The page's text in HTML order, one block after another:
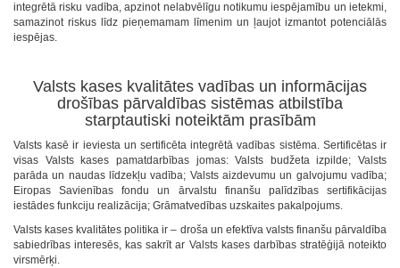
integrētā risku vadība, apzinot nelabvēlīgu notikumu iespējamību un ietekmi,
samazinot riskus līdz pieņemamam līmenim un ļaujot izmantot potenciālās
iespējas.
Valsts kases kvalitātes vadības un informācijas
drošības pārvaldības sistēmas atbilstība
starptautiski noteiktām prasībām
Valsts kasē ir ieviesta un sertificēta integrētā vadības sistēma. Sertificētas ir
visas Valsts kases pamatdarbības jomas: Valsts budžeta izpilde; Valsts
parāda un naudas līdzekļu vadība; Valsts aizdevumu un galvojumu vadība;
Eiropas Savienības fondu un ārvalstu finanšu palīdzības sertifikācijas
iestādes funkciju realizācija; Grāmatvedības uzskaites pakalpojums.
Valsts kases kvalitātes politika ir – droša un efektīva valsts finanšu pārvaldība
sabiedrības interesēs, kas sakrīt ar Valsts kases darbības stratēģijā noteikto
virsmērķi.